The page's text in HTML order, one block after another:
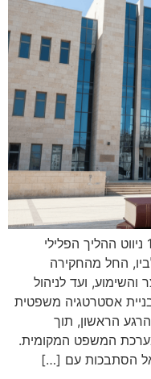
עודכן לאחרונה: 26.5.2026, 12:02:31 ניווט ההליך הפלילי
החל מהחקירה
ועד לניהול
אסטרטגיה משפטית
הראשון, תוך
המשפט המקומית.
הסתבכות עם […]